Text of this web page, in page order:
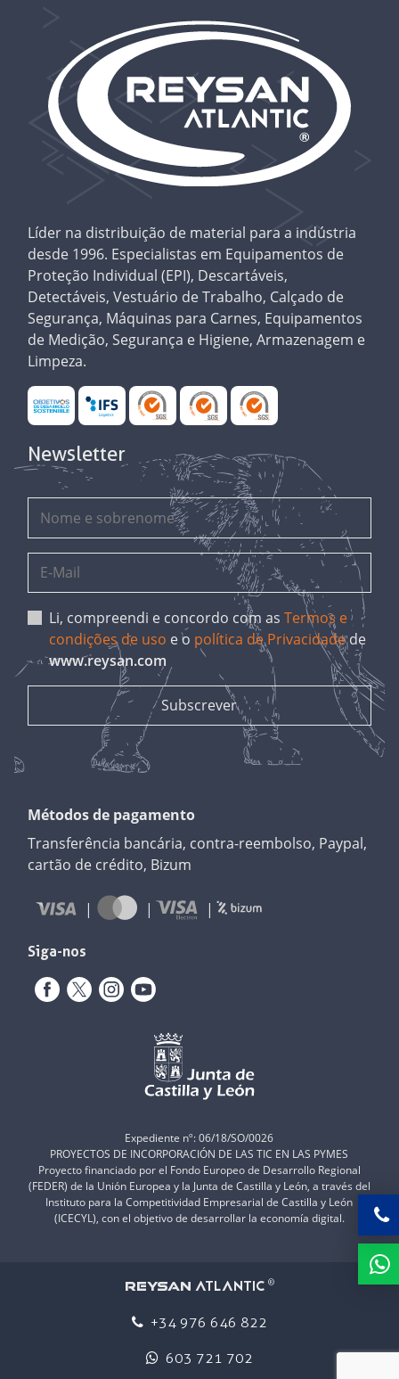
Líder na distribuição de material para a indústria
desde 1996. Especialistas em Equipamentos de
Proteção Individual (EPI), Descartáveis,
Detectáveis, Vestuário de Trabalho, Calçado de
Segurança, Máquinas para Carnes, Equipamentos
de Medição, Segurança e Higiene, Armazenagem e
Limpeza.
Newsletter
Li, compreendi e concordo com asTermos e
condições de uso e o política de Privacidadede
www.reysan.com
Métodos de pagamento
Transferência bancária, contra-reembolso, Paypal,
cartão de crédito, Bizum
Siga-nos
Expediente nº: 06/18/SO/0026
PROYECTOS DE INCORPORACIÓN DE LAS TIC EN LAS PYMES
Proyecto financiado por el Fondo Europeo de Desarrollo Regional
(FEDER) de la Unión Europea y la Junta de Castilla y León, a través del
Instituto para la Competitividad Empresarial de Castilla y León
(ICECYL), con el objetivo de desarrollar la economía digital.
REYSAN ATLANTIC ®
+34 976 646 822
603 721 702